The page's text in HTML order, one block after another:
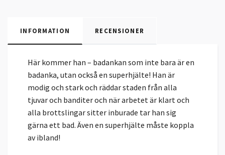
INFORMATION RECENSIONER
Här kommer han – badankan som inte bara är en
badanka, utan också en superhjälte! Han är
modig och stark och räddar staden från alla
tjuvar och banditer och när arbetet är klart och
alla brottslingar sitter inburade tar han sig
gärna ett bad. Även en superhjälte måste koppla
av ibland!